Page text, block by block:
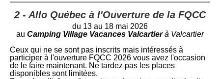
2 - Allo Québec à l'Ouverture de la FQCC
du 13 au 18 mai 2026
au Camping Village Vacances Valcartierà Valcartier
Ceux qui ne se sont pas inscrits mais intéressés à
participer à l'ouverture FQCC 2026 vous avez l'occasion
de le faire maintenant. Ne tardez pas les places
disponibles sont limitées.